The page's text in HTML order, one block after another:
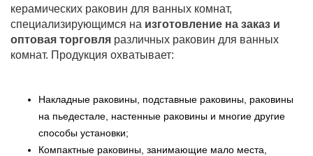
керамических раковин для ванных комнат,
специализирующимся на изготовление на заказ и
оптовая торговля различных раковин для ванных
комнат. Продукция охватывает:
Накладные раковины, подставные раковины, раковины
на пьедестале, настенные раковины и многие другие
способы установки;
Компактные раковины, занимающие мало места,